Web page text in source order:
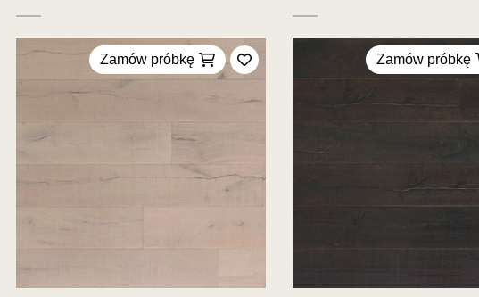
Zamów próbkę
Dodaj do ulubionych
Zamów próbkę